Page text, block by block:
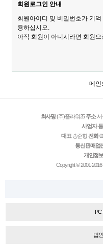
회원로그인 안내
회원아이디 및 비밀번호가 기
용하십시오.
아직 회원이 아니시라면 회원
메인
회사명(주)플라워25 주소서
사업자
대표송준형 전화
통신판매업
개인정
Copyright © 2001-
PC
법